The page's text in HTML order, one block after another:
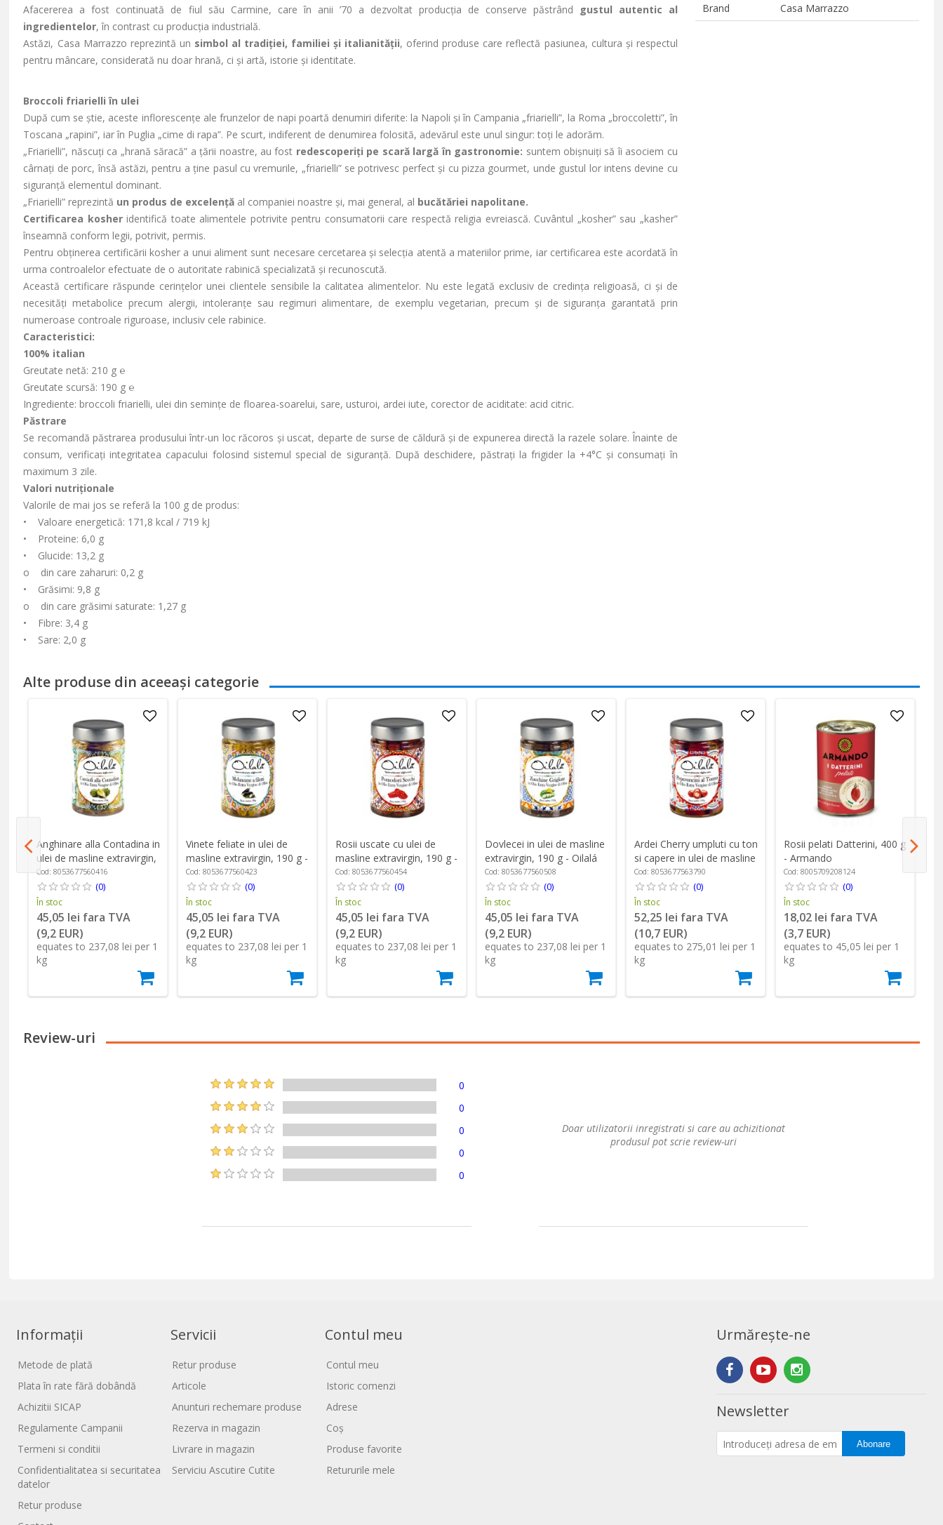
Afacererea a fost continuată de fiul său Carmine, care în anii ’70 a dezvoltat producția de conserve păstrând
gustul autentic al
ingredientelor, în contrast cu producția industrială.
Astăzi, Casa Marrazzo reprezintă un simbol al tradiției, familiei și italianității, oferind produse care reflectă pasiunea, cultura și respectul
pentru mâncare, considerată nu doar hrană, ci și artă, istorie și identitate.
Broccoli friarielli în ulei
După cum se știe, aceste inflorescențe ale frunzelor de napi poartă denumiri diferite: la Napoli și în Campania „friarielli”, la Roma „broccoletti”, în
Toscana „rapini”, iar în Puglia „cime di rapa”. Pe scurt, indiferent de denumirea folosită, adevărul este unul singur: toți le adorăm.
„Friarielli”, născuți ca „hrană săracă” a țării noastre, au fost redescoperiți pe scară largă în gastronomie: suntem obișnuiți să îi asociem cu
cârnați de porc, însă astăzi, pentru a ține pasul cu vremurile, „friarielli” se potrivesc perfect și cu pizza gourmet, unde gustul lor intens devine cu
siguranță elementul dominant.
„Friarielli” reprezintă un produs de excelență al companiei noastre și, mai general, al bucătăriei napolitane.
Certificarea kosheridentifică toate alimentele potrivite pentru consumatorii care respectă religia evreiască. Cuvântul „kosher” sau „kasher”
înseamnă conform legii, potrivit, permis.
Pentru obținerea certificării kosher a unui aliment sunt necesare cercetarea și selecția atentă a materiilor prime, iar certificarea este acordată în
urma controalelor efectuate de o autoritate rabinică specializată și recunoscută.
Această certificare răspunde cerințelor unei clientele sensibile la calitatea alimentelor. Nu este legată exclusiv de credința religioasă, ci și de
necesități metabolice precum alergii, intoleranțe sau regimuri alimentare, de exemplu vegetarian, precum și de siguranța garantată prin
numeroase controale riguroase, inclusiv cele rabinice.
Caracteristici:
100% italian
Greutate netă: 210 g ℮
Greutate scursă: 190 g ℮
Ingrediente: broccoli friarielli, ulei din semințe de floarea-soarelui, sare, usturoi, ardei iute, corector de aciditate: acid citric.
Păstrare
Se recomandă păstrarea produsului într-un loc răcoros și uscat, departe de surse de căldură și de expunerea directă la razele solare. Înainte de
consum, verificați integritatea capacului folosind sistemul special de siguranță. După deschidere, păstrați la frigider la +4°C și consumați în
maximum 3 zile.
Valori nutriționale
Valorile de mai jos se referă la 100 g de produs:
• Valoare energetică: 171,8 kcal / 719 kJ
• Proteine: 6,0 g
• Glucide: 13,2 g
o din care zaharuri: 0,2 g
• Grăsimi: 9,8 g
o din care grăsimi saturate: 1,27 g
• Fibre: 3,4 g
• Sare: 2,0 g
Brand
Casa Marrazzo
Alte produse din aceeași categorie
Anghinare alla Contadina in
ulei de masline extravirgin,
190 g - Oilalá
Cod: 8053677560416
(0)
În stoc
45,05 lei fara TVA
(9,2 EUR)
equates to 237,08 lei per 1
kg
Vinete feliate in ulei de
masline extravirgin, 190 g -
Oilalá
Cod: 8053677560423
(0)
În stoc
45,05 lei fara TVA
(9,2 EUR)
equates to 237,08 lei per 1
kg
Rosii uscate cu ulei de
masline extravirgin, 190 g -
Oilalá
Cod: 8053677560454
(0)
În stoc
45,05 lei fara TVA
(9,2 EUR)
equates to 237,08 lei per 1
kg
Dovlecei in ulei de masline
extravirgin, 190 g - Oilalá
Cod: 8053677560508
(0)
În stoc
45,05 lei fara TVA
(9,2 EUR)
equates to 237,08 lei per 1
kg
Ardei Cherry umpluti cu ton
si capere in ulei de masline
extravirgin, 190 g - Oilalá
Cod: 8053677563790
(0)
În stoc
52,25 lei fara TVA
(10,7 EUR)
equates to 275,01 lei per 1
kg
Rosii pelati Datterini, 400 g
- Armando
Cod: 8005709208124
(0)
În stoc
18,02 lei fara TVA
(3,7 EUR)
equates to 45,05 lei per 1
kg
Review-uri
0
0
0
0
0
Doar utilizatorii inregistrati si care au achizitionat
produsul pot scrie review-uri
Informații
Metode de plată
Plata în rate fără dobândă
Achizitii SICAP
Regulamente Campanii
Termeni si conditii
Confidentialitatea si securitatea
datelor
Retur produse
Servicii
Retur produse
Articole
Anunturi rechemare produse
Rezerva in magazin
Livrare in magazin
Serviciu Ascutire Cutite
Contul meu
Contul meu
Istoric comenzi
Adrese
Coș
Produse favorite
Retururile mele
Urmărește-ne
Newsletter
Abonare